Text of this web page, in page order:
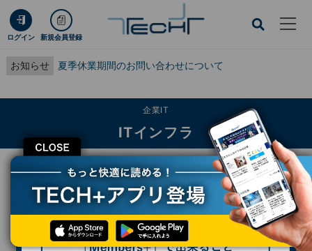
ログイン 新規会員登録
お知らせ 夏季休業期間のお問い合わせについて
CLOSE
企業IT
ITインフラ
TECH+ 企業IT
ITインフラ
Zendesk、CEOと日本法人社長が事業戦略説明 - Zendesk Contact Center国
レポート